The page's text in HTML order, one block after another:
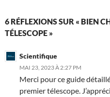
6 RÉFLEXIONS SUR « BIEN
TÉLESCOPE »
Scientifique
MAI 23, 2023 À 2:27 PM
Merci pour ce guide
premier télescope.